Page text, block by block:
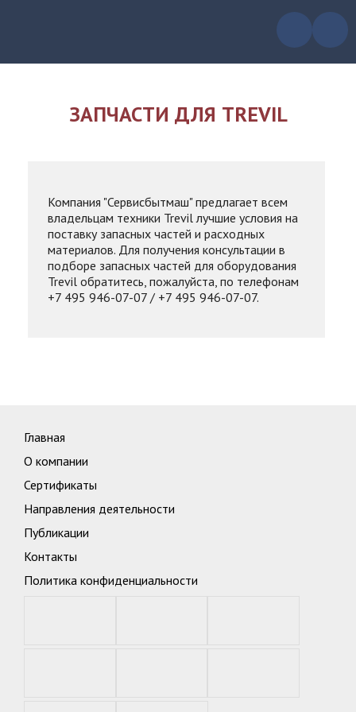
ЗАПЧАСТИ ДЛЯ TREVIL
Компания "Сервисбытмаш" предлагает всем
владельцам техники Trevil лучшие условия на
поставку запасных частей и расходных
материалов. Для получения консультации в
подборе запасных частей для оборудования
Trevil обратитесь, пожалуйста, по телефонам
+7 495 946-07-07 / +7 495 946-07-07.
Главная
О компании
Сертификаты
Направления деятельности
Публикации
Контакты
Политика конфиденциальности